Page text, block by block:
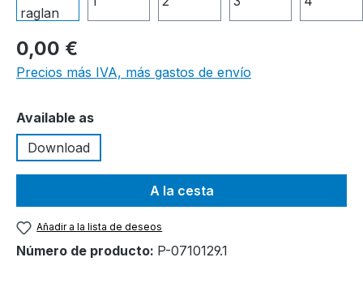
0,00 €
Precios más IVA, más gastos de envío
Seleccione
Available as
Download
A la cesta
Añadir a la lista de deseos
Número de producto: P-0710129.1